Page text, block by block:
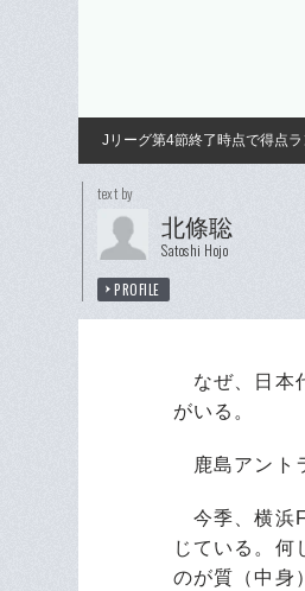
Jリーグ第4節終了時点で得点
text by
北條聡
Satoshi Hojo
PROFILE
なぜ、日本
がいる。
鹿島アント
今季、横浜F
じている。何
のが質（中身